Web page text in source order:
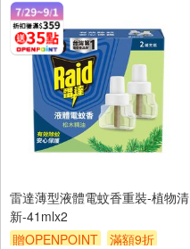
雷達薄型液體電蚊香重裝-植物清
新-41mlx2
贈OPENPOINT
滿額9折